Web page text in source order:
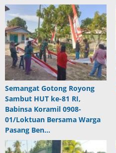
Semangat Gotong Royong
Sambut HUT ke-81 RI,
Babinsa Koramil 0908-
01/Loktuan Bersama Warga
Pasang Ben…